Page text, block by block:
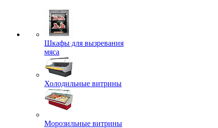
Шкафы для вызревания
мяса
Холодильные витрины
Морозильные витрины